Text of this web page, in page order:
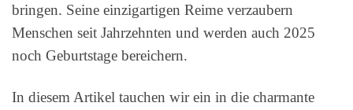
bringen. Seine einzigartigen Reime verzaubern
Menschen seit Jahrzehnten und werden auch 2025
noch Geburtstage bereichern.
In diesem Artikel tauchen wir ein in die charmante